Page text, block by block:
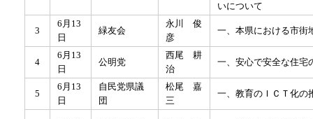
いについて
3
6月13
日
緑友会
永川 俊
彦
一、本県における市街
4
6月13
日
公明党
西尾 耕
治
一、安心で安全な住宅
5
6月13
日
自民党県議
団
松尾 嘉
三
一、教育のＩＣＴ化の